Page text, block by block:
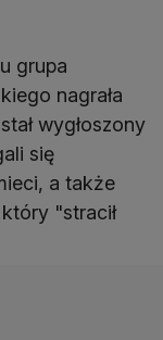
grupa
nagrała
wygłoszony
się
a także
"stracił